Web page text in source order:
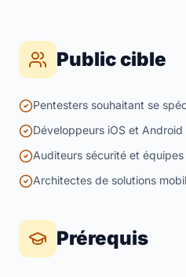
Public cible
Pentesters souhaitant se
Développeurs iOS et Android
Auditeurs sécurité et
Architectes de solutions
Prérequis